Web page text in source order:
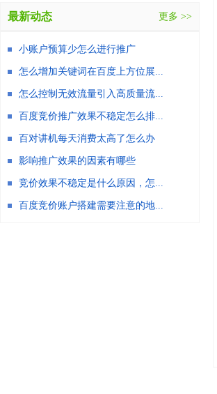
最新动态 更多 >>
小账户预算少怎么进行推广
怎么增加关键词在百度上方位展...
怎么控制无效流量引入高质量流...
百度竞价推广效果不稳定怎么排...
百对讲机每天消费太高了怎么办
影响推广效果的因素有哪些
竞价效果不稳定是什么原因，怎...
百度竞价账户搭建需要注意的地...